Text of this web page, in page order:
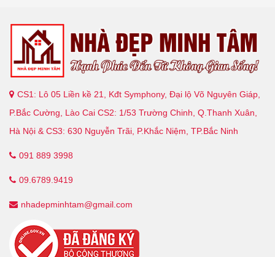
CS1: Lô 05 Liền kề 21, Kđt Symphony, Đại lộ Võ Nguyên Giáp,
P.Bắc Cường, Lào Cai CS2: 1/53 Trường Chinh, Q.Thanh Xuân,
Hà Nội & CS3: 630 Nguyễn Trãi, P.Khắc Niệm, TP.Bắc Ninh
091 889 3998
09.6789.9419
nhadepminhtam@gmail.com